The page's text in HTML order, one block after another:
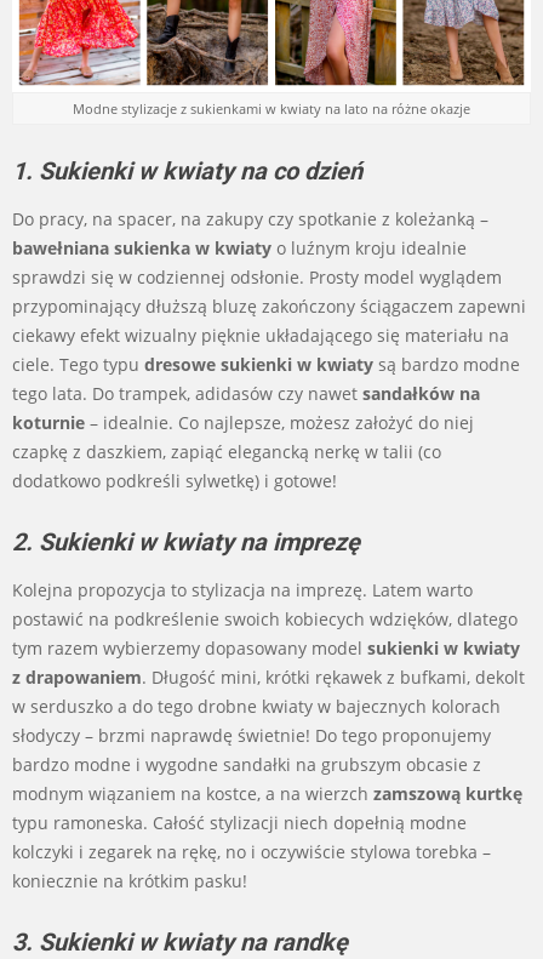
Modne stylizacje z sukienkami w kwiaty na lato na różne okazje
1. Sukienki w kwiaty na co dzień
Do pracy, na spacer, na zakupy czy spotkanie z koleżanką –
bawełniana sukienka w kwiaty o luźnym kroju idealnie
sprawdzi się w codziennej odsłonie. Prosty model wyglądem
przypominający dłuższą bluzę zakończony ściągaczem zapewni
ciekawy efekt wizualny pięknie układającego się materiału na
ciele. Tego typu dresowe sukienki w kwiaty są bardzo modne
tego lata. Do trampek, adidasów czy nawet sandałków na
koturnie – idealnie. Co najlepsze, możesz założyć do niej
czapkę z daszkiem, zapiąć elegancką nerkę w talii (co
dodatkowo podkreśli sylwetkę) i gotowe!
2. Sukienki w kwiaty na imprezę
Kolejna propozycja to stylizacja na imprezę. Latem warto
postawić na podkreślenie swoich kobiecych wdzięków, dlatego
tym razem wybierzemy dopasowany model sukienki w kwiaty
z drapowaniem. Długość mini, krótki rękawek z bufkami, dekolt
w serduszko a do tego drobne kwiaty w bajecznych kolorach
słodyczy – brzmi naprawdę świetnie! Do tego proponujemy
bardzo modne i wygodne sandałki na grubszym obcasie z
modnym wiązaniem na kostce, a na wierzch zamszową kurtkę
typu ramoneska. Całość stylizacji niech dopełnią modne
kolczyki i zegarek na rękę, no i oczywiście stylowa torebka –
koniecznie na krótkim pasku!
3. Sukienki w kwiaty na randkę